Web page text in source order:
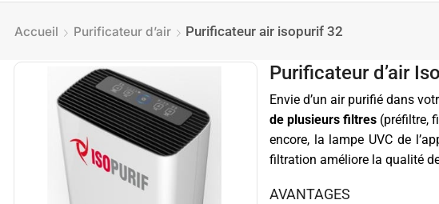
Accueil Purificateur d’air Purificateur air isopurif 32
Purificateur d’air
Envie d’un air purifié dans
de plusieurs filtres (préfiltre,
encore, la lampe UVC de
filtration améliore la qualité
AVANTAGES